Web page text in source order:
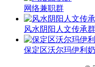
网络兼职群
风水阴阳人文传承群
保定区沃尔玛伊利